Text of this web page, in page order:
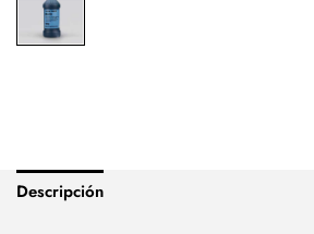
Descripción